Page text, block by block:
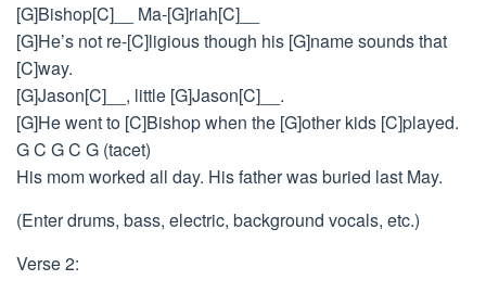
[G]Bishop[C]__ Ma-[G]riah[C]__
[G]He’s not re-[C]ligious though his [G]name sounds that
[C]way.
[G]Jason[C]__, little [G]Jason[C]__.
[G]He went to [C]Bishop when the [G]other kids [C]played.
G C G C G (tacet)
His mom worked all day. His father was buried last May.
(Enter drums, bass, electric, background vocals, etc.)
Verse 2: